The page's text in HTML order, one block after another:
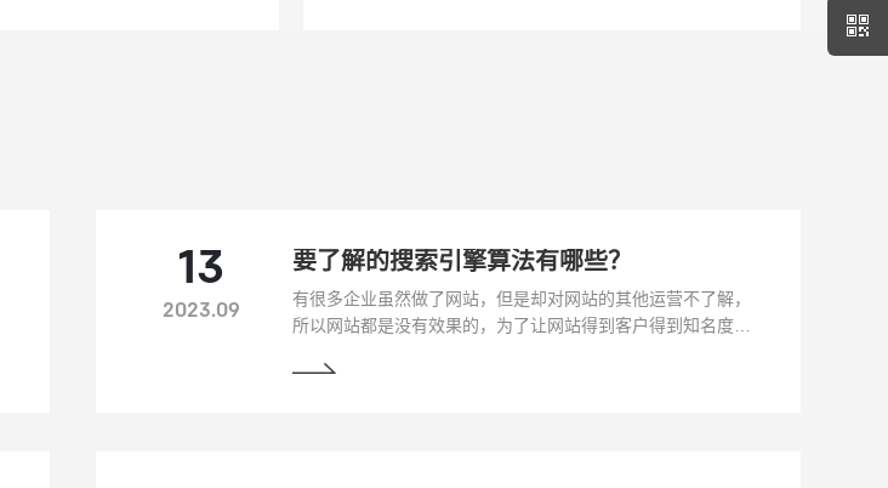
13
2023.09
要了解的搜索引擎算法有哪些？
有很多企业虽然做了网站，但是却对网站的其他运营不了解，
所以网站都是没有效果的，为了让网站得到客户得到知名度，
决定了网站的关键词排名，也就是决定了网站是否可以获得客